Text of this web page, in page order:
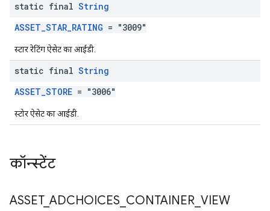
static final String
ASSET_STAR_RATING = "3009"
स्टार रेटिंग ऐसेट का आईडी.
static final String
ASSET_STORE = "3006"
स्टोर ऐसेट का आईडी.
कॉन्स्टेंट
ASSET_ ADCHOICES CONTAINER VIEW